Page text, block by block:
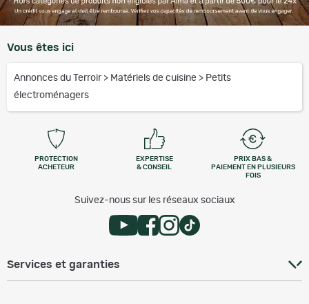
Vous êtes ici
Annonces du Terroir > Matériels de cuisine > Petits
électroménagers
PROTECTION
ACHETEUR
EXPERTISE
& CONSEIL
PRIX BAS &
PAIEMENT EN PLUSIEURS
FOIS
Suivez-nous sur les réseaux sociaux
Services et garanties